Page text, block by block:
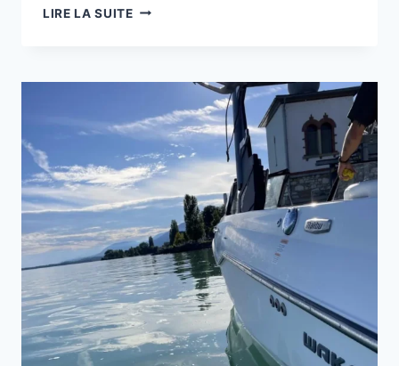
LIRE LA SUITEDELPHIA
CE
DIT
LE
MARCHÉ